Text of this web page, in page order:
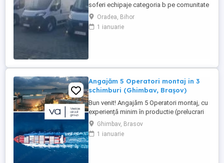
soferi echipaje categoria b pe comunitate
Se sta plecat 2 luni cu 2 săptămâni acasa
Pe mașini dube de 3.5t Fiat, Ford și
Renault Se face toată Europa Nu se
0740816788 ...
Oradea, Bihor
1 ianuarie
Angajăm 5 Operatori montaj in 3
schimburi (Ghimbav, Brașov)
Bun venit! Angajăm 5 Operatori montaj, cu
experiență minim în productie (prelucrari
prin aschiere). Căutăm persoane serioase,
dornice să învețe și să muncească, se va
oferi instruire la locul de muncă. Program:
Ghimbav, Brasov
1 ianuarie